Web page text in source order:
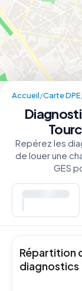
Accueil/Carte DPE
Repérez les
de louer une
GES
Répartition
diagnostics